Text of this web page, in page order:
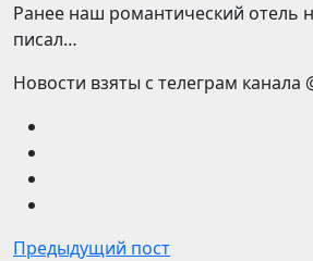
Ранее наш романтический отель
писал…
Новости взяты с телеграм канала
Предыдущий пост